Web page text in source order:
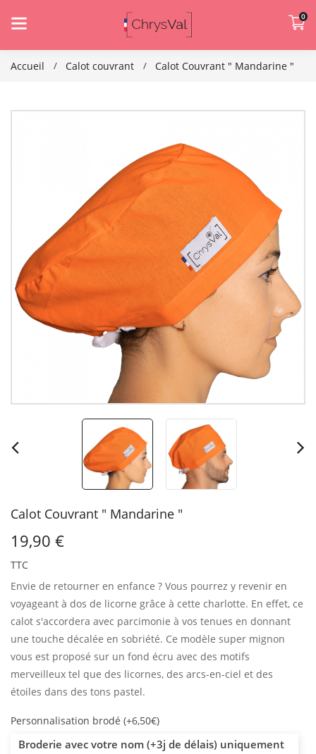
0
Accueil Calot couvrant Calot Couvrant " Mandarine "
Calot Couvrant " Mandarine "
19,90 €
TTC
Envie de retourner en enfance ? Vous pourrez y revenir en
voyageant à dos de licorne grâce à cette charlotte. En effet, ce
calot s'accordera avec parcimonie à vos tenues en donnant
une touche décalée en sobriété. Ce modèle super mignon
vous est proposé sur un fond écru avec des motifs
merveilleux tel que des licornes, des arcs-en-ciel et des
étoiles dans des tons pastel.
Personnalisation brodé (+6,50€)
Broderie avec votre nom (+3j de délais) uniquement